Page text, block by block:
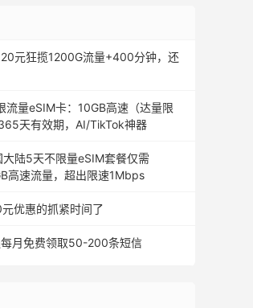
元狂揽1200G流量+400分钟，还
流量eSIM卡：10GB高速（达量限
天有效期，AI/TikTok神器
陆5天不限量eSIM套餐仅需
高速流量，超出限速1Mbps
优惠的抓紧时间了
月免费领取50-200条短信